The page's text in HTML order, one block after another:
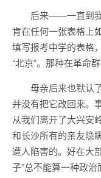
后来——一直到
肯在任何一张表格上
填写报考中学的表格
“北京”。那种在革命
母亲后来也默认
并没有把它改回来。
从我们离开了大兴安
和长沙所有的亲友隐
遭人陷害的。好在大
子”总不能算一种政